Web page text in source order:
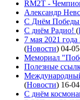
RM2T -
Александр
С Днём
C днём Радио! (
7 мая 2021
(Новости) 04-
Мемориал
Полезные
(Новости) 16-
С днём